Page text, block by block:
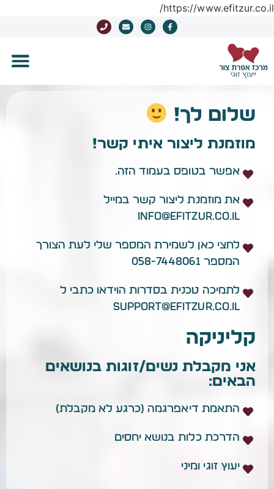
https://www.efitzur.co.il/
שלום לך!
מוזמנת ליצור איתי קשר!
אפשר בטופס בעמוד הזה.
את מוזמנת ליצור קשר במייל
info@efitzur.co.il
לחצי כאן לשמירת המספר שלי לעת הצורך
המספר 058-7448061
לתמיכה טכנית בסדרות הוידאו כתבי ל
support@efitzur.co.il
קליניקה
אני מקבלת נשים/זוגות בנושאים
הבאים:
התאמת דיאפרגמה (כרגע לא מקבלת)
הדרכת כלות בנושא יחסים
יעוץ זוגי ומיני